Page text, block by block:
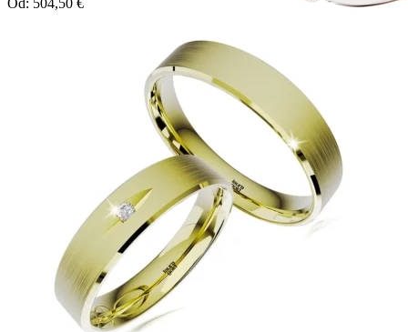
Twin Rings
Zásnubné prstne z kolekcie Twin Rings.
Svadobné obrúčky
Od: 504,50 €